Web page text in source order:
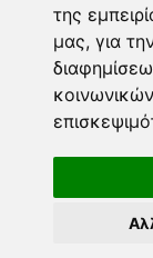
της
μας, για
Φόρμα